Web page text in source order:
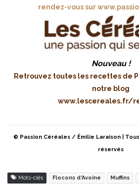
rendez-vous sur
Nouveau !
Retrouvez toutes les recettes de
notre blog
www.lescereales.fr/
© Passion Céréales / Émilie Laraison
|
réservés
Mots-clés Flocons d'Avoine Muffins